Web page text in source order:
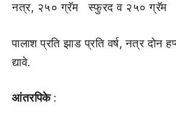
नत्र, २५० ग्रॅम स्फुरद व २५० ग्रॅम
पालाश प्रति झाड प्रति वर्ष, नत्र दोन
द्यावे.
आंतरपिके: